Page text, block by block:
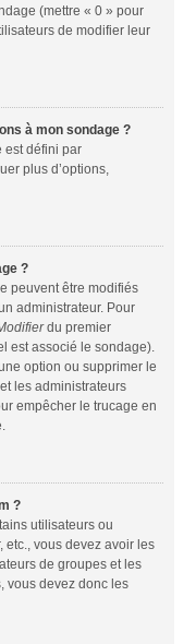
(mettre « 0 » pour
de modifier leur
à mon sondage ?
est défini par
plus d’options,
?
peuvent être modifiés
administrateur. Pour
du premier
est associé le sondage).
option ou supprimer le
les administrateurs
empêcher le trucage en
?
utilisateurs ou
etc., vous devez avoir les
de groupes et les
vous devez donc les